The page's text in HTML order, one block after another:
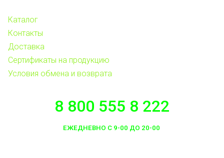
Каталог
Контакты
Доставка
Сертификаты на продукцию
Условия обмена и возврата
8 800 555 8 222
ЕЖЕДНЕВНО С 9-00 ДО 20-00